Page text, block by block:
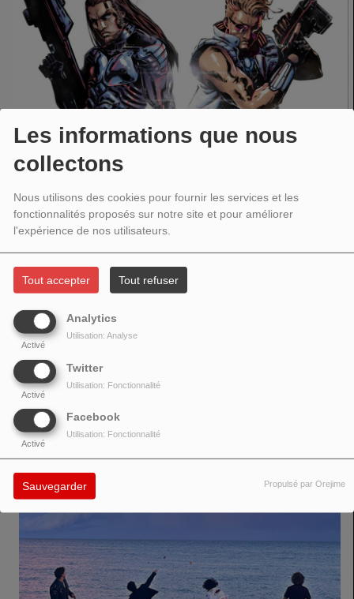
Les informations que nous
collectons
Nous utilisons des cookies pour fournir les services et les
fonctionnalités proposés sur notre site et pour améliorer
l'expérience de nos utilisateurs.
Tout accepter Tout refuser
Analytics
Activé
Utilisation: Analyse
Twitter
Activé
Utilisation: Fonctionnalité
Facebook
Activé
Utilisation: Fonctionnalité
Sauvegarder Propulsé par Orejime
Gear Solid, merging soaring vocals and electrifying musicianship. Invisible
will have its live debut at Neotropolis. Releases 04-24. (RetroSynth
VOIR AUSSI